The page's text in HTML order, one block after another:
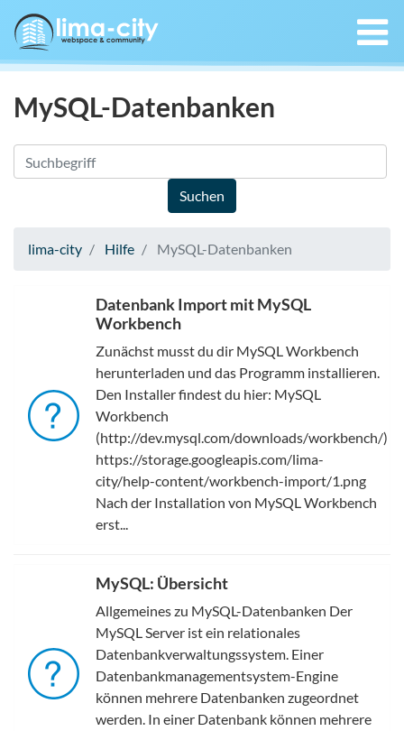
MySQL-Datenbanken
lima-city Hilfe MySQL-Datenbanken
Datenbank Import mit MySQL
Workbench
Zunächst musst du dir MySQL Workbench
herunterladen und das Programm installieren.
Den Installer findest du hier: MySQL
Workbench
(http://dev.mysql.com/downloads/workbench/)
https://storage.googleapis.com/lima-
city/help-content/workbench-import/1.png
Nach der Installation von MySQL Workbench
erst...
MySQL: Übersicht
Allgemeines zu MySQL-Datenbanken Der
MySQL Server ist ein relationales
Datenbankverwaltungssystem. Einer
Datenbankmanagementsystem-Engine
können mehrere Datenbanken zugeordnet
werden. In einer Datenbank können mehrere